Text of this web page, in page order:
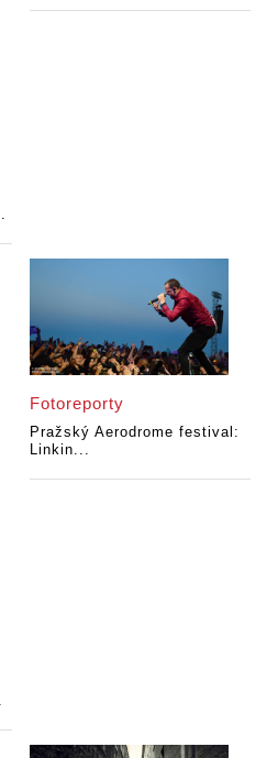
Fotoreporty
Pražský Aerodrome festival:
Linkin...